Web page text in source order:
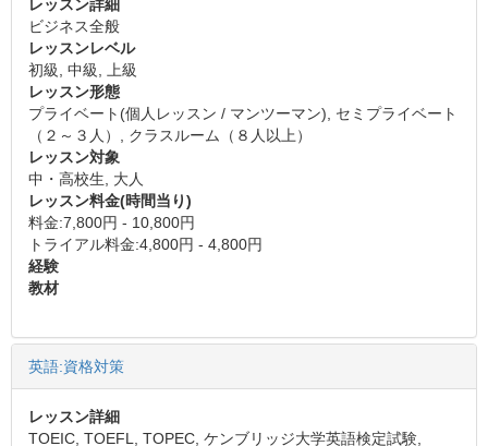
レッスン詳細
ビジネス全般
レッスンレベル
初級, 中級, 上級
レッスン形態
プライベート(個人レッスン / マンツーマン), セミプライベート
（２～３人）, クラスルーム（８人以上）
レッスン対象
中・高校生, 大人
レッスン料金(時間当り)
料金:7,800円 - 10,800円
トライアル料金:4,800円 - 4,800円
経験
教材
英語:資格対策
レッスン詳細
TOEIC, TOEFL, TOPEC, ケンブリッジ大学英語検定試験,